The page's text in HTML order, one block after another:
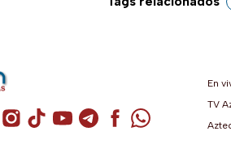
Cuenta de X / Twitter (se abre en una
Cuenta de Instagram (se abre en
Cuenta de TikTok (se abre en
Cuenta de YouTube (se
Cuenta de Telegram
Cuenta de
Cuenta de
En
TV